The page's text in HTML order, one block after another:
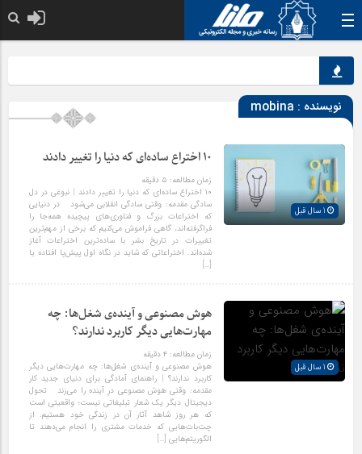
نویسنده : mobina
۱۰ اختراع ساده‌ای که دنیا را تغییر دادند
زمان مطالعه: ۵ دقیقه
۱۰ اختراع ساده‌ای که دنیا را تغییر دادند | نبوغی در دل
سادگی مقدمه: وقتی سادگی انقلابی می‌شود در دنیایی
که اختراعات بزرگ و فناوری‌های پیچیده همه‌جا را
فراگرفته‌اند، گاهی فراموش می‌کنیم که برخی از مهم‌ترین
تغییرات در تاریخ بشر با ساده‌ترین اختراعات آغاز
شده‌اند. اختراعاتی که شاید در نگاه اول پیش‌پا افتاده یا
[…]
هوش مصنوعی و آینده‌ی شغل‌ها: چه
مهارت‌هایی دیگر کاربرد ندارند؟
زمان مطالعه:۴ دقیقه
هوش مصنوعی و آینده‌ی شغل‌ها: چه مهارت‌هایی دیگر
کاربرد ندارند؟ | راهنمای آمادگی برای دنیای جدید کار
مقدمه: وقتی هوش مصنوعی درِ آینده را می‌زند تحول
دیجیتال دیگر یک شعار تبلیغاتی نیست؛ واقعیتی است
که هر روز شاهد آثار آن در زندگی خود هستیم. از
چت‌بات‌هایی که خدمات مشتری را انجام می‌دهند تا
الگوریتم‌هایی […]